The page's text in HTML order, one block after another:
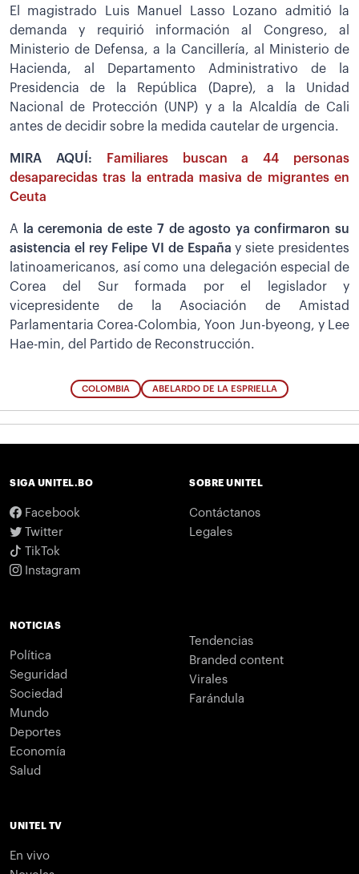
El magistrado Luis Manuel Lasso Lozano admitió la
demanda y requirió información al Congreso, al
Ministerio de Defensa, a la Cancillería, al Ministerio de
Hacienda, al Departamento Administrativo de la
Presidencia de la República (Dapre), a la Unidad
Nacional de Protección (UNP) y a la Alcaldía de Cali
antes de decidir sobre la medida cautelar de urgencia.
MIRA AQUÍ:
Familiares buscan a 44 personas
desaparecidas tras la entrada masiva de migrantes en
Ceuta
A
la ceremonia de este 7 de agosto ya confirmaron su
asistencia el rey Felipe VI de Españay siete presidentes
latinoamericanos, así como una delegación especial de
Corea del Sur formada por el legislador y
vicepresidente de la Asociación de Amistad
Parlamentaria Corea-Colombia, Yoon Jun-byeong, y Lee
Hae-min, del Partido de Reconstrucción.
COLOMBIA ABELARDO DE LA ESPRIELLA
SIGA UNITEL.BO
Facebook
Twitter
TikTok
Instagram
SOBRE UNITEL
Contáctanos
Legales
NOTICIAS
Política
Seguridad
Sociedad
Mundo
Deportes
Economía
Salud
Tendencias
Branded content
Virales
Farándula
UNITEL TV
En vivo